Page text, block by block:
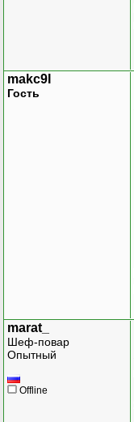
makc9I
Гость
marat_
Шеф-повар
Опытный
Offline